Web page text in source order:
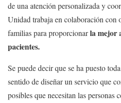
de una atención personalizada y
Unidad trabaja en colaboración con
familias para proporcionarla mejor
pacientes.
Se puede decir que se ha puesto
sentido de diseñar un servicio que
posibles que necesitan las personas